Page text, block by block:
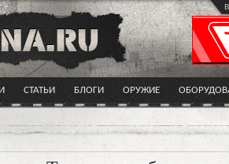
СТАТЬИ БЛОГИ ОРУЖИЕ